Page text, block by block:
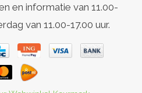
en informatie van 11.00-
van 11.00-17.00 uur.